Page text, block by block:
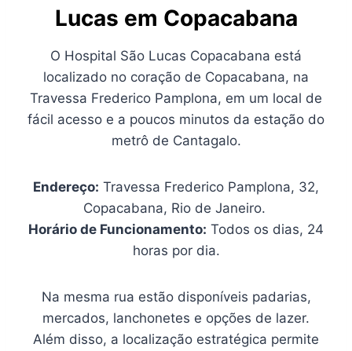
Lucas em Copacabana
O Hospital São Lucas Copacabana está
localizado no coração de Copacabana, na
Travessa Frederico Pamplona, em um local de
fácil acesso e a poucos minutos da estação do
metrô de Cantagalo.
Endereço: Travessa Frederico Pamplona, 32,
Copacabana, Rio de Janeiro.
Horário de Funcionamento: Todos os dias, 24
horas por dia.
Na mesma rua estão disponíveis padarias,
mercados, lanchonetes e opções de lazer.
Além disso, a localização estratégica permite